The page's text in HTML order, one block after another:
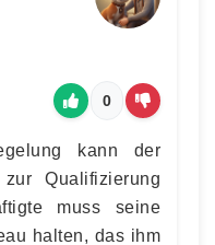
0
kann der
Qualifizierung
muss seine
halten, das ihm